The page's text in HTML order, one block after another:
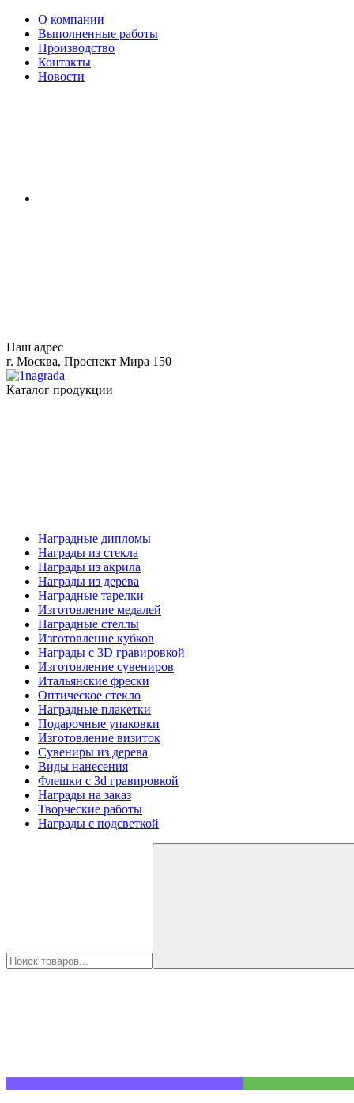
О компании
Выполненные работы
Производство
Контакты
Новости
Наш адрес
г. Москва, Проспект Мира 150
Каталог продукции
Наградные дипломы
Награды из стекла
Награды из акрила
Награды из дерева
Наградные тарелки
Изготовление медалей
Наградные стеллы
Изготовление кубков
Награды с 3D гравировкой
Изготовление сувениров
Итальянские фрески
Оптическое стекло
Наградные плакетки
Подарочные упаковки
Изготовление визиток
Сувениры из дерева
Виды нанесения
Флешки с 3d гравировкой
Награды на заказ
Творческие работы
Награды с подсветкой